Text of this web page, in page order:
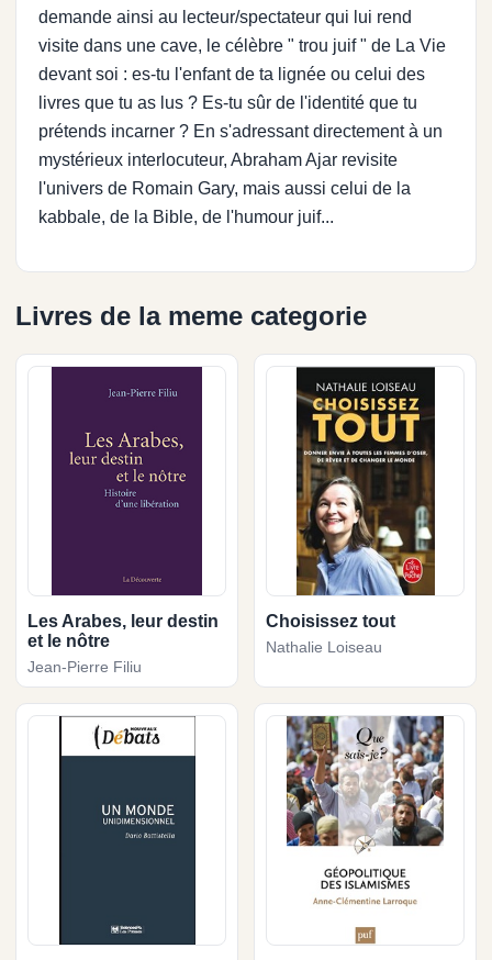
demande ainsi au lecteur/spectateur qui lui rend
visite dans une cave, le célèbre " trou juif " de La Vie
devant soi : es-tu l'enfant de ta lignée ou celui des
livres que tu as lus ? Es-tu sûr de l'identité que tu
prétends incarner ? En s'adressant directement à un
mystérieux interlocuteur, Abraham Ajar revisite
l'univers de Romain Gary, mais aussi celui de la
kabbale, de la Bible, de l'humour juif...
Livres de la meme categorie
Les Arabes, leur destin
et le nôtre
Jean-Pierre Filiu
Choisissez tout
Nathalie Loiseau